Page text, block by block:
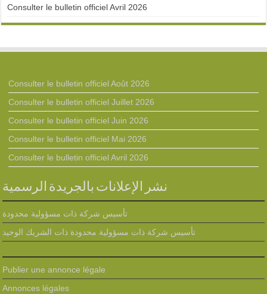
Consulter le bulletin officiel Avril 2026
Consulter le bulletin officiel Août 2026
Consulter le bulletin officiel Juillet 2026
Consulter le bulletin officiel Juin 2026
Consulter le bulletin officiel Mai 2026
Consulter le bulletin officiel Avril 2026
نشر الإعلانات بالجريدة الرسمية
تأسيس شركة ذات مسؤولية محدودة
تأسيس شركة ذات مسؤولية محدودة ذات الشريك الوحيد
Publier une annonce légale
Annonces légales